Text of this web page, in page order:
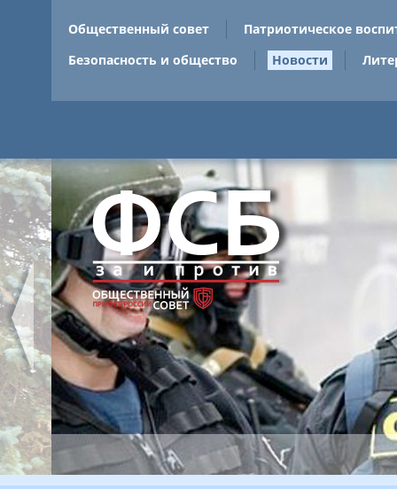
Общественный совет
Патриотическое
Безопасность и общество
Новости